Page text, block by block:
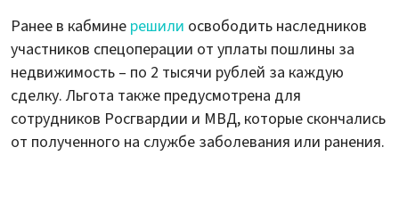
Ранее в кабмине решили освободить наследников
участников спецоперации от уплаты пошлины за
недвижимость – по 2 тысячи рублей за каждую
сделку. Льгота также предусмотрена для
сотрудников Росгвардии и МВД, которые скончались
от полученного на службе заболевания или ранения.